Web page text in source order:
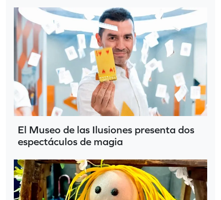
El Museo de las Ilusiones presenta dos
espectáculos de magia